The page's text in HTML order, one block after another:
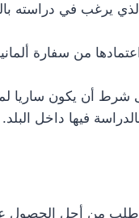
في دراسته
من سفارة
أن يكون ساريا
فيها داخل البلد.
طلب من أجل الحصول